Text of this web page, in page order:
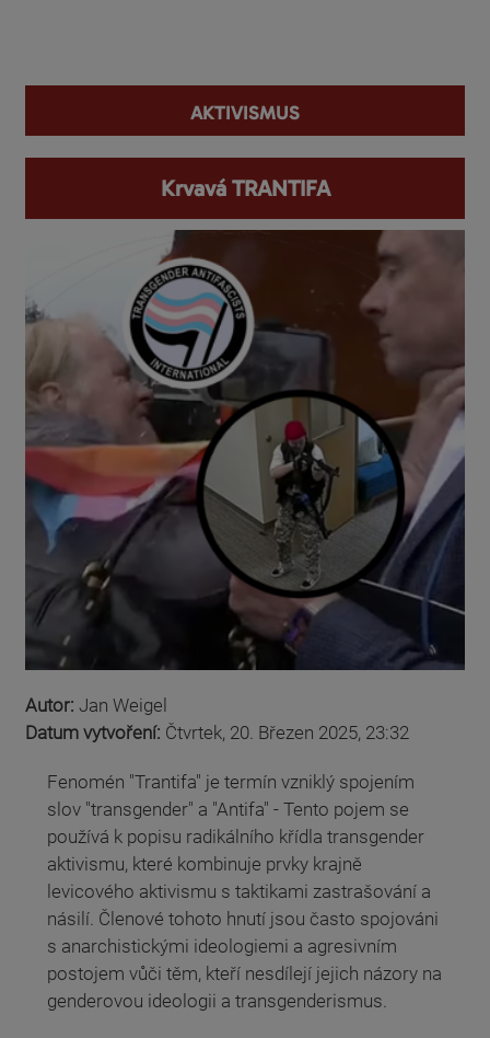
aktivismus
Krvavá TRANTIFA
Autor: Jan Weigel
Datum vytvoření: Čtvrtek, 20. Březen 2025, 23:32
Fenomén "Trantifa" je termín vzniklý spojením
slov "transgender" a "Antifa" - Tento pojem se
používá k popisu radikálního křídla transgender
aktivismu, které kombinuje prvky krajně
levicového aktivismu s taktikami zastrašování a
násilí. Členové tohoto hnutí jsou často spojováni
s anarchistickými ideologiemi a agresivním
postojem vůči těm, kteří nesdílejí jejich názory na
genderovou ideologii a transgenderismus.